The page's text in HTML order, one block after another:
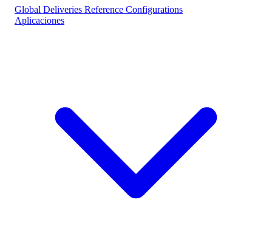
Global Deliveries Reference Configurations
Aplicaciones